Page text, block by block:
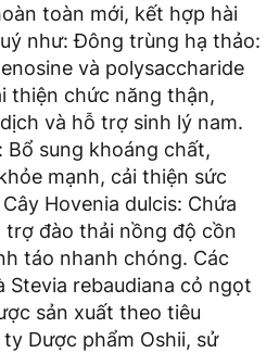
toàn mới, kết hợp hài
như: Đông trùng hạ thảo:
và polysaccharide
thiện chức năng thận,
và hỗ trợ sinh lý nam.
Bổ sung khoáng chất,
mạnh, cải thiện sức
Hovenia dulcis: Chứa
đào thải nồng độ cồn
táo nhanh chóng. Các
Stevia rebaudiana cỏ ngọt
sản xuất theo tiêu
Dược phẩm Oshii, sử